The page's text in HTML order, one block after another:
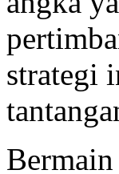
strategi